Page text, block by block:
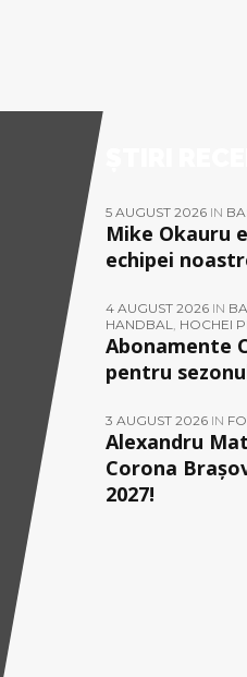
5 AUGUST 2026 IN
Mike Okauru
echipei
4 AUGUST 2026 IN
HANDBAL, HOCHEI
Abonamente
pentru
3 AUGUST 2026 IN
Alexandru
Corona
2027!